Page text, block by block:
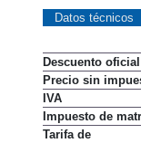
Datos técnicos
Descuento oficial
Precio sin
IVA
Impuesto de
Tarifa de